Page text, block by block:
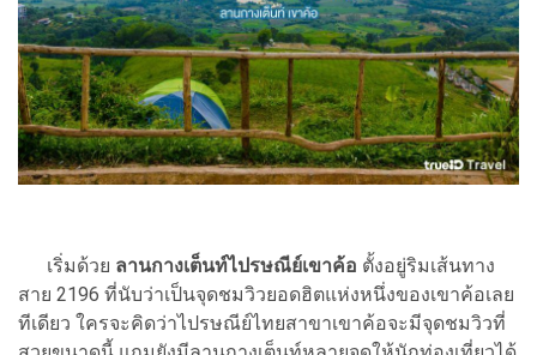
เริ่มด้วย ลานกางเต็นท์ไปรษณีย์เขาค้อ ตั้งอยู่ริมเส้นทาง
สาย 2196 ที่นับว่าเป็นจุดชมวิวยอดฮิตแห่งหนึ่งของเขาค้อเลย
ทีเดียว ใครจะคิดว่าไปรษณีย์ไทยสาขาเขาค้อจะมีจุดชมวิวที่